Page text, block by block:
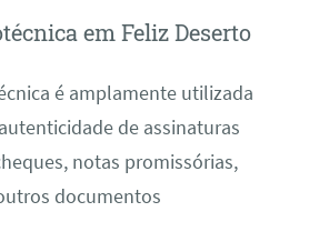
em Feliz Deserto
é amplamente utilizada
de assinaturas
notas promissórias,
documentos